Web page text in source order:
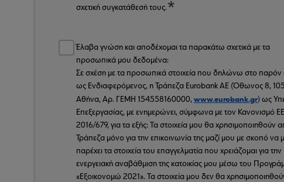
σχετική συγκατάθεσή τους.
Έλαβα γνώση και αποδέχομαι τα παρακάτω σχετικά με τα
προσωπικά μου δεδομένα:
Σε σχέση με τα προσωπικά στοιχεία που δηλώνω στο παρόν
ως Ενδιαφερόμενος, η Τράπεζα Eurobank AE (Όθωνος 8,
Αθήνα, Αρ. ΓΕΜΗ 154558160000, www.eurobank.gr) ως
Επεξεργασίας, με ενημερώνει, σύμφωνα με τον Κανονισμό
2016/679, για τα εξής: Τα στοιχεία μου θα χρησιμοποιηθούν
Τράπεζα μόνο για την επικοινωνία της μαζί μου με σκοπό να
παρέχει τα στοιχεία του επαγγελματία που χρειάζομαι για την
ενεργειακή αναβάθμιση της κατοικίας μου μέσω του
«Εξοικονομώ 2021». Τα στοιχεία μου δεν θα